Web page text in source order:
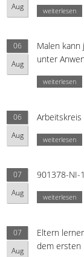
Aug
weiterlesen
06
Aug
Malen
unter
weiterlesen
06
Aug
weiterlesen
07
Aug
901378-NI-
weiterlesen
07
Aug
Eltern
dem ersten